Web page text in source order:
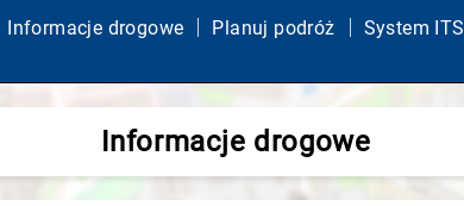
Informacje drogowe Planuj podróż System ITS
Informacje drogowe